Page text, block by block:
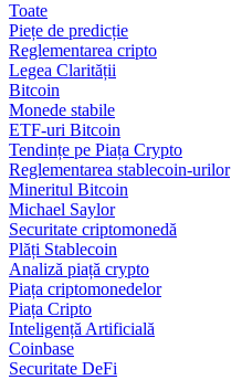
Toate
Piețe de predicție
Reglementarea cripto
Legea Clarității
Bitcoin
Monede stabile
ETF-uri Bitcoin
Tendințe pe Piața Crypto
Reglementarea stablecoin-urilor
Mineritul Bitcoin
Michael Saylor
Securitate criptomonedă
Plăți Stablecoin
Analiză piață crypto
Piața criptomonedelor
Piața Cripto
Inteligență Artificială
Coinbase
Securitate DeFi